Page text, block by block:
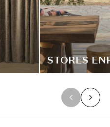
STORES